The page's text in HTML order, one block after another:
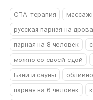
СПА-терапия
русская парная на
парная на 8 человек
можно со своей едой
Бани и сауны
парная на 6 человек